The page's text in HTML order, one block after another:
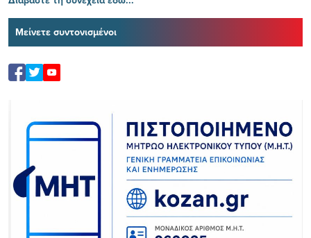
Μείνετε συντονισμένοι